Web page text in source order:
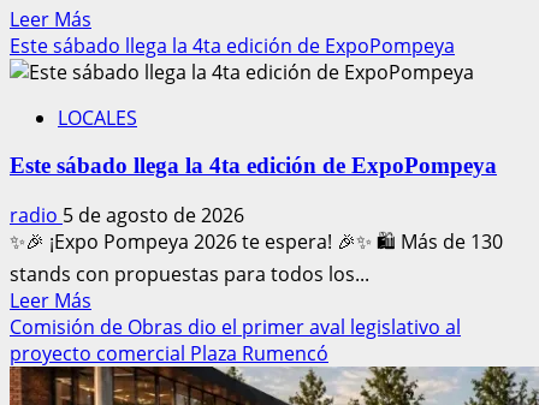
Leer Más
más
acerca
El
León
realizará
una
visita
oficial
a
la
Argentina
Este sábado llega la 4ta edición de ExpoPompeya
LOCALES
Este sábado llega la 4ta edición de ExpoPompeya
radio 5 de agosto de 2026
✨🎉 ¡Expo Pompeya 2026 te espera! 🎉✨ 🛍️ Más de 130
stands con propuestas para todos los...
Leer Más
más
acerca
de
Comisión de Obras dio el primer aval legislativo al
proyecto comercial Plaza Rumencó